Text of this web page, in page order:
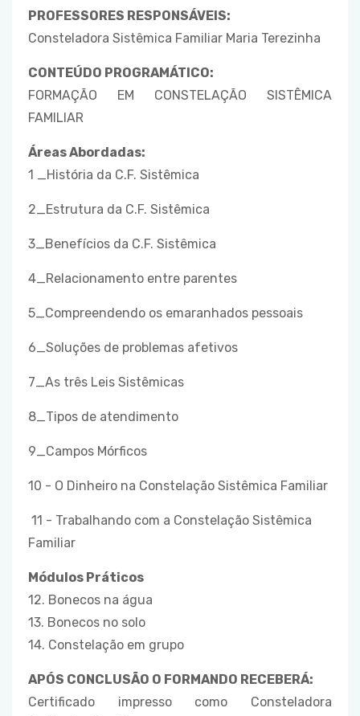
PROFESSORES RESPONSÁVEIS:
Consteladora Sistêmica Familiar Maria Terezinha
CONTEÚDO PROGRAMÁTICO:
FORMAÇÃO EM CONSTELAÇÃO SISTÊMICA
FAMILIAR
Áreas Abordadas:
1 _História da C.F. Sistêmica
2_Estrutura da C.F. Sistêmica
3_Benefícios da C.F. Sistêmica
4_Relacionamento entre parentes
5_Compreendendo os emaranhados pessoais
6_Soluções de problemas afetivos
7_As três Leis Sistêmicas
8_Tipos de atendimento
9_Campos Mórficos
10 - O Dinheiro na Constelação Sistêmica Familiar
11 - Trabalhando com a Constelação Sistêmica
Familiar
Módulos Práticos
12. Bonecos na água
13. Bonecos no solo
14. Constelação em grupo
APÓS CONCLUSÃO O FORMANDO RECEBERÁ:
Certificado impresso como Consteladora